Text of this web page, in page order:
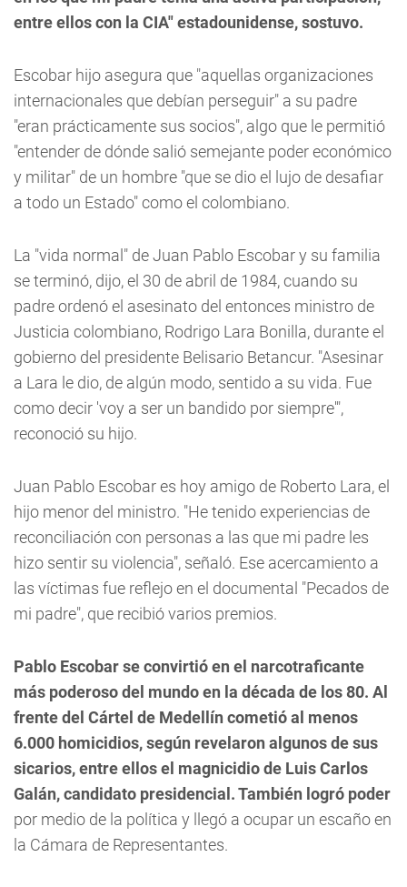
entre ellos con la CIA" estadounidense, sostuvo.
Escobar hijo asegura que "aquellas organizaciones
internacionales que debían perseguir" a su padre
"eran prácticamente sus socios", algo que le permitió
"entender de dónde salió semejante poder económico
y militar" de un hombre "que se dio el lujo de desafiar
a todo un Estado" como el colombiano.
La "vida normal" de Juan Pablo Escobar y su familia
se terminó, dijo, el 30 de abril de 1984, cuando su
padre ordenó el asesinato del entonces ministro de
Justicia colombiano, Rodrigo Lara Bonilla, durante el
gobierno del presidente Belisario Betancur. "Asesinar
a Lara le dio, de algún modo, sentido a su vida. Fue
como decir 'voy a ser un bandido por siempre'",
reconoció su hijo.
Juan Pablo Escobar es hoy amigo de Roberto Lara, el
hijo menor del ministro. "He tenido experiencias de
reconciliación con personas a las que mi padre les
hizo sentir su violencia", señaló. Ese acercamiento a
las víctimas fue reflejo en el documental "Pecados de
mi padre", que recibió varios premios.
Pablo Escobar se convirtió en el narcotraficante
más poderoso del mundo en la década de los 80. Al
frente del Cártel de Medellín cometió al menos
6.000 homicidios, según revelaron algunos de sus
sicarios, entre ellos el magnicidio de Luis Carlos
Galán, candidato presidencial. También logró poder
por medio de la política y llegó a ocupar un escaño en
la Cámara de Representantes.